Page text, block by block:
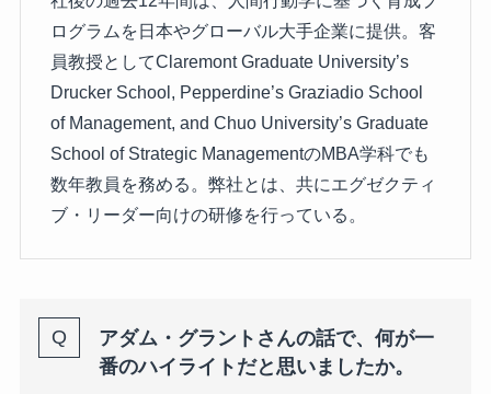
ログラムを日本やグローバル大手企業に提供。客
員教授としてClaremont Graduate University’s
Drucker School, Pepperdine’s Graziadio School
of Management, and Chuo University’s Graduate
School of Strategic ManagementのMBA学科でも
数年教員を務める。弊社とは、共にエグゼクティ
ブ・リーダー向けの研修を行っている。
アダム・グラントさんの話で、何が一
番のハイライトだと思いましたか。